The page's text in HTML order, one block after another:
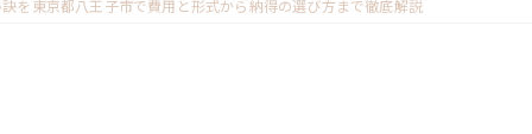
を東京都八王子市で費用と形式から納得の選び方まで徹底解説